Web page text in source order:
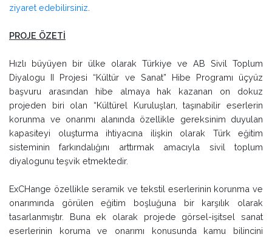
ziyaret edebilirsiniz
PROJE ÖZETİ
Hızlı büyüyen bir ülke olarak Türkiye ve AB Sivil Toplum
Diyalogu II Projesi “Kültür ve Sanat” Hibe Programı üçyüz
başvuru arasından hibe almaya hak kazanan on dokuz
projeden biri olan “Kültürel Kuruluşları, taşınabilir eserlerin
korunma ve onarımı alanında özellikle gereksinim duyulan
kapasiteyi oluşturma ihtiyacına ilişkin olarak Türk eğitim
sisteminin farkındalığını arttırmak amacıyla sivil toplum
diyalogunu teşvik etmektedir.
ExCHange özellikle seramik ve tekstil eserlerinin korunma ve
onarımında görülen eğitim boşluğuna bir karşılık olarak
tasarlanmıştır. Buna ek olarak projede görsel-işitsel sanat
eserlerinin koruma ve onarımı konusunda kamu bilincini